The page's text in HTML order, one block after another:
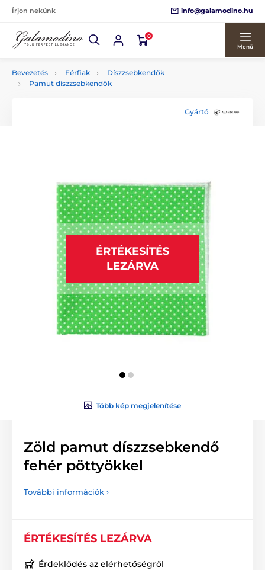
Írjon nekünk info@galamodino.hu
0
Menü
Bevezetés Férfiak
Díszzsebkendők
Pamut díszzsebkendők
Gyártó
ÉRTÉKESÍTÉS
LEZÁRVA
Több kép megjelenítése
Zöld pamut díszzsebkendő
fehér pöttyökkel
További információk ›
ÉRTÉKESÍTÉS LEZÁRVA
Érdeklődés az elérhetőségről